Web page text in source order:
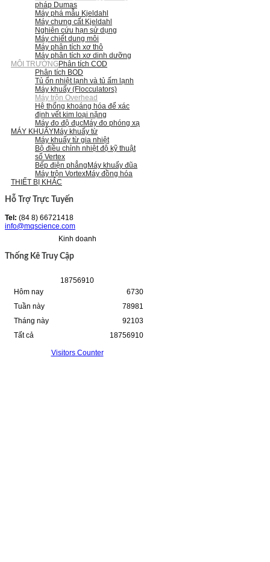
pháp Dumas
Máy phá mẫu Kjeldahl
Máy chưng cất Kjeldahl
Nghiên cứu hạn sử dụng
Máy chiết dung môi
Máy phân tích xơ thô
Máy phân tích xơ dinh dưỡng
MÔI TRƯỜNGPhân tích COD
Phân tích BOD
Tủ ổn nhiệt lạnh và tủ ấm lạnh
Máy khuấy (Flocculators)
Máy trộn Overhead
Hệ thống khoáng hóa để xác
định vết kim loại nặng
Máy đo độ đụcMáy đo phóng xạ
MÁY KHUẤYMáy khuấy từ
Máy khuấy từ gia nhiệt
Bộ điều chỉnh nhiệt độ kỹ thuật
số Vertex
Bếp điện phẳng Máy khuấy đũa
Máy trộn VortexMáy đồng hóa
THIẾT BỊ KHÁC
Hỗ Trợ Trực Tuyến
Tel: (84 8) 66721418
info@mqscience.com
Kinh doanh
Thống Kê Truy Cập
18756910
Hôm nay
Tuần này
Tháng này
Tất cả
6730
78981
92103
18756910
Visitors Counter